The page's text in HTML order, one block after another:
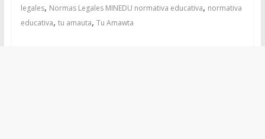
legales, Normas Legales MINEDU normativa educativa, normativa
educativa, tu amauta, Tu Amawta